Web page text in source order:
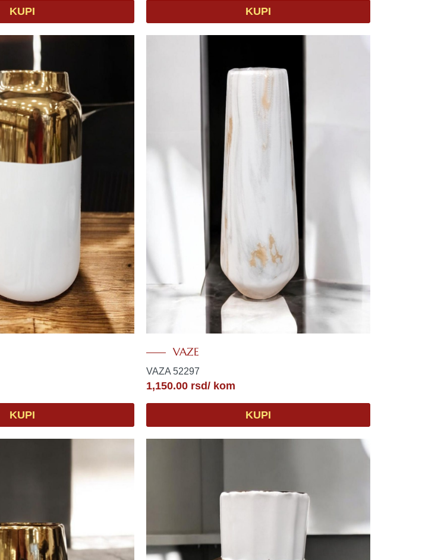
KUPI KUPI
KUPI
VAZE
VAZA 52297
1,150.00 rsd/ kom
KUPI